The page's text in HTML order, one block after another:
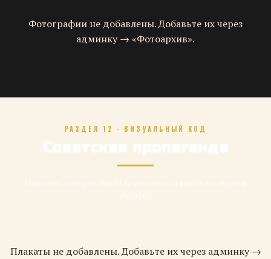
Фотографии не добавлены. Добавьте их через
админку → «Фотоархив».
РАЗДЕЛ 12 · ВИЗУАЛЬНЫЙ КОД
Советская пропаганда
Плакаты не добавлены. Добавьте их через админку →